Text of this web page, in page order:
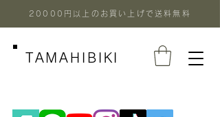
20000円以上のお買い上げで送料無料
TAMAHIBIKI